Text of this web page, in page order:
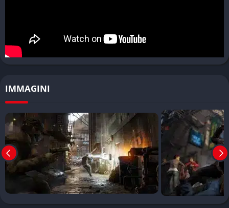
Ambientazione dettagliata: Chicago è ricreata con cura e
offre scorci urbani suggestivi
Problemi di ottimizzazione: Anche su PC di fascia alta si
verificano cali di framerate significativi
Requisiti hardware esigenti: Per godere appieno
dell’esperienza sono necessarie specifiche tecniche
considerevoli
Alcune location meno curate: Gli elementi di contorno e le
IMMAGINI